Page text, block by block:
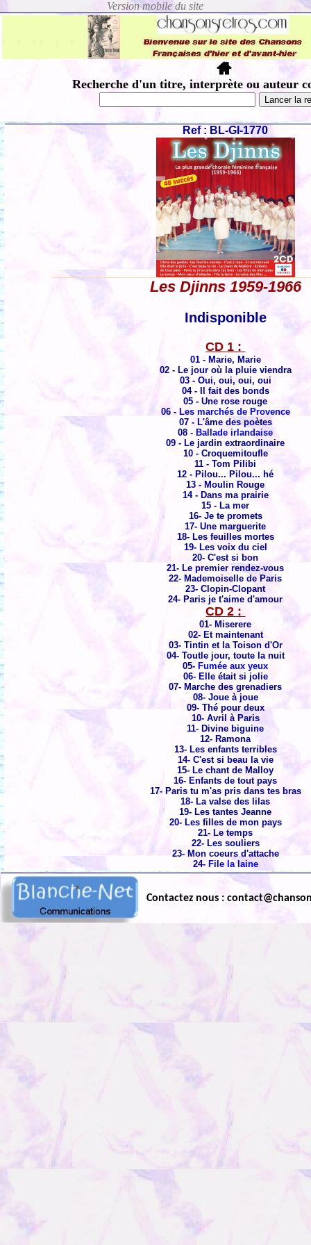
Recherche d'un titre, interprète ou auteur
Ref : BL-GI-1770
Les Djinns 1959-1966
Indisponible
CD 1 :
01 - Marie, Marie
02 - Le jour où la pluie viendra
03 - Oui, oui, oui, oui
04 - Il fait des bonds
05 - Une rose rouge
06 - Les marchés de Provence
07 - L'âme des poètes
08 - Ballade irlandaise
09 - Le jardin extraordinaire
10 - Croquemitoufle
11 - Tom Pilibi
12 - Pilou... Pilou... hé
13 - Moulin Rouge
14 - Dans ma prairie
15 - La mer
16- Je te promets
17- Une marguerite
18- Les feuilles mortes
19- Les voix du ciel
20- C'est si bon
21- Le premier rendez-vous
22- Mademoiselle de Paris
23- Clopin-Clopant
24- Paris je t'aime d'amour
CD 2 :
01- Miserere
02- Et maintenant
03- Tintin et la Toison d'Or
04- Toutle jour, toute la nuit
05- Fumée aux yeux
06- Elle était si jolie
07- Marche des grenadiers
08- Joue à joue
09- Thé pour deux
10- Avril à Paris
11- Divine biguine
12- Ramona
13- Les enfants terribles
14- C'est si beau la vie
15- Le chant de Malloy
16- Enfants de tout pays
17- Paris tu m'as pris dans tes bras
18- La valse des lilas
19- Les tantes Jeanne
20- Les filles de mon pays
21- Le temps
22- Les souliers
23- Mon coeurs d'attache
24- File la laine
Contactez nous :